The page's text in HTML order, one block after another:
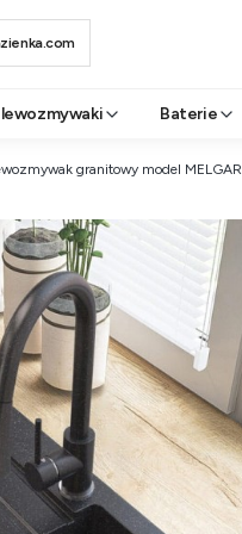
Baterie
granitowy model MELGAR